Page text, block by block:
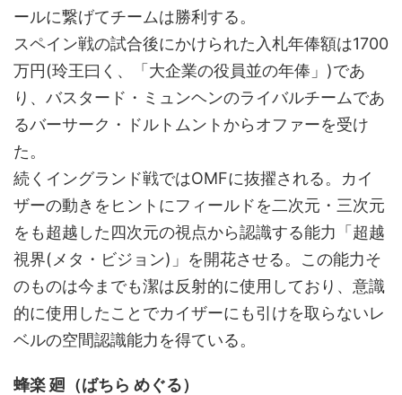
ールに繋げてチームは勝利する。
スペイン戦の試合後にかけられた入札年俸額は1700
万円(玲王曰く、「大企業の役員並の年俸」)であ
り、バスタード・ミュンヘンのライバルチームであ
るバーサーク・ドルトムントからオファーを受け
た。
続くイングランド戦ではOMFに抜擢される。カイ
ザーの動きをヒントにフィールドを二次元・三次元
をも超越した四次元の視点から認識する能力「超越
視界(メタ・ビジョン)」を開花させる。この能力そ
のものは今までも潔は反射的に使用しており、意識
的に使用したことでカイザーにも引けを取らないレ
ベルの空間認識能力を得ている。
蜂楽 廻（ばちら めぐる）